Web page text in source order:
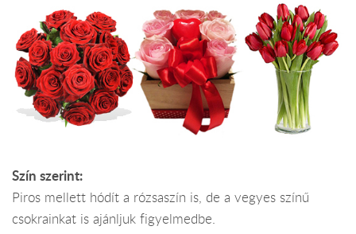
Szín szerint:
Piros mellett hódít a rózsaszín is, de a vegyes színű
csokrainkat is ajánljuk figyelmedbe.